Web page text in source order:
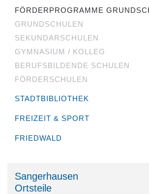
FÖRDERPROGRAMME
GRUNDSCHULEN
SEKUNDARSCHULEN
GYMNASIUM / KOLLEG
BERUFSBILDENDE SCHULEN
FÖRDERSCHULEN
STADTBIBLIOTHEK
FREIZEIT & SPORT
FRIEDWALD
Sangerhausen
Ortsteile